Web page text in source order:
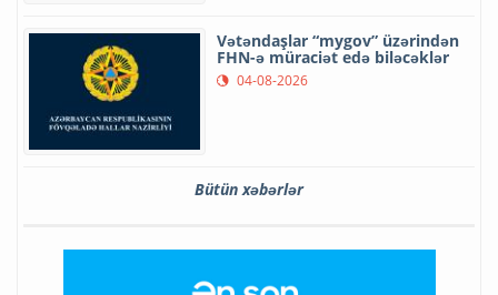
Vətəndaşlar “mygov” üzərindən
FHN-ə müraciət edə biləcəklər
04-08-2026
Bütün xəbərlər